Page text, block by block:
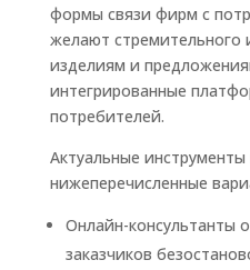
формы связи фирм с
желают стремительного
изделиям и
интегрированные
потребителей.
Актуальные
нижеперечисленные
Онлайн-консультанты
заказчиков